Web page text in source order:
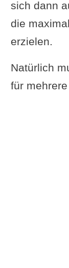
sich dann
die
erzielen.
Natürlich
für